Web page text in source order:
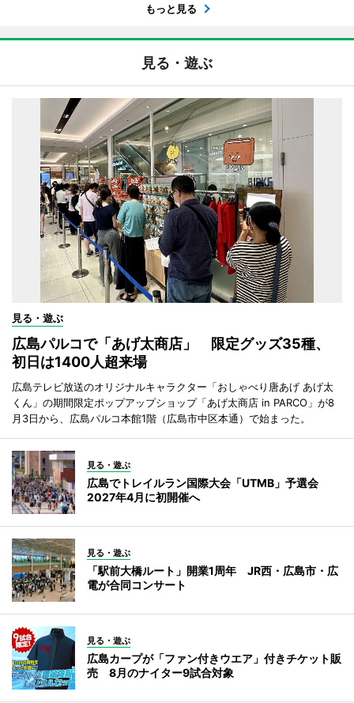
もっと見る
見る・遊ぶ
見る・遊ぶ
広島パルコで「あげ太商店」 限定グッズ35種、
初日は1400人超来場
広島テレビ放送のオリジナルキャラクター「おしゃべり唐あげ あげ太
くん」の期間限定ポップアップショップ「あげ太商店 in PARCO」が8
月3日から、広島パルコ本館1階（広島市中区本通）で始まった。
見る・遊ぶ
広島でトレイルラン国際大会「UTMB」予選会
2027年4月に初開催へ
見る・遊ぶ
「駅前大橋ルート」開業1周年 JR西・広島市・広
電が合同コンサート
見る・遊ぶ
広島カープが「ファン付きウエア」付きチケット販
売 8月のナイター9試合対象